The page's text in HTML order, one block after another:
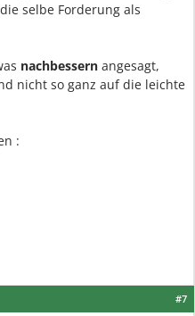
selbe Forderung als
nachbessern angesagt,
nicht so ganz auf die leichte
:
#7